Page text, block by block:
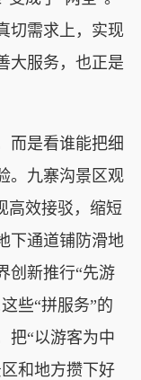
切需求上，实现
大服务，也正是
是看谁能把细
。九寨沟景区观
高效接驳，缩短
下通道铺防滑地
创新推行“先游
些“拼服务”的
把“以游客为中
和地方攒下好